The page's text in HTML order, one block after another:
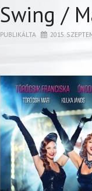
Swing /
PUBLIKÁLTA 2015.